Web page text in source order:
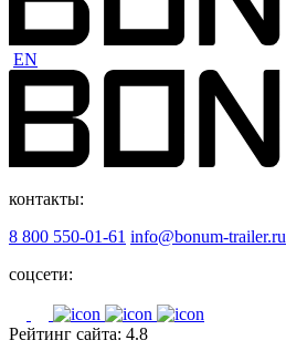
EN
контакты:
8 800 550-01-61 info@bonum-trailer.ru
соцсети:
Рейтинг сайта: 4.8